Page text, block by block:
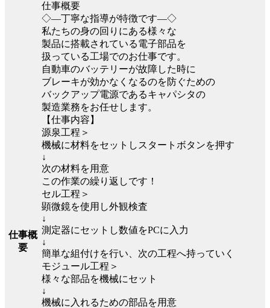
仕事概
要
仕事概要
◇—丁寧な指導が特徴です—◇
私たちの身の回りにある様々な
製品に搭載されている電子部品を
扱っている工場でのお仕事です。
自動車のバッテリーが故障した時に
ブレーキが効かなくなるのを防ぐための
バックアップ電源であるキャパシタの
製造業務をお任せします。
【仕事内容】
源泉工程＞
機械に材料をセットしスタートボタンを押す
↓
次の材料を用意
この作業の繰り返しです！
セル工程＞
顕微鏡を使用し外観検査
↓
測定器にセットし数値をPCに入力
↓
簡単な組付けを行い、次の工程へ持っていく
モジュール工程＞
様々な部品を機械にセット
↓
機械に入れるための部品を用意